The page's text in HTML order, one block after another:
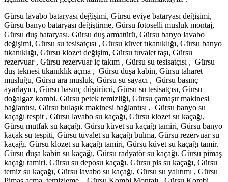
Gürsu lavabo bataryası değişimi, Gürsu eviye bataryası değişimi,
Gürsu banyo bataryası değiştirme, Gürsu fotoselli musluk montaj,
Gürsu duş bataryası. Gürsu duş armatürü, Gürsu banyo lavabo
değişimi, Gürsu su tesisatçısı , Gürsu küvet tıkanıklığı, Gürsu banyo
tıkanıklığı, Gürsu klozet değişim, Gürsu tuvalet taşı, Gürsu
rezervuar , Gürsu rezervuar iç takım , Gürsu su tesisatçısı , Gürsu
duş teknesi tıkanıklık açma , Gürsu duşa kabin, Gürsu taharet
musluğu, Gürsu ara musluk, Gürsu su sayacı , Gürsu basınç
ayarlayıcı, Gürsu basınç düşürücü, Gürsu su tesisatçısı, Gürsu
doğalgaz kombi. Gürsu petek temizliği, Gürsu çamaşır makinesi
bağlantısı, Gürsu bulaşık makinesi bağlantısı , Gürsu banyo su
kaçağı tespit , Gürsu lavabo su kaçağı, Gürsu klozet su kaçağı,
Gürsu mutfak su kaçağı. Gürsu küvet su kaçağı tamiri, Gürsu banyo
kaçak su tespiti, Gürsu tuvalet su kaçağı bulma, Gürsu rezervuar su
kaçağı. Gürsu klozet su kaçağı tamiri, Gürsu küvet su kaçağı tamir.
Gürsu duşa kabin su kaçağı, Gürsu radyatör su kaçağı. Gürsu pimaş
kaçağı tamiri. Gürsu su deposu kaçağı. Gürsu pis su kaçağı, Gürsu
temiz su kaçağı, Gürsu lavabo su kaçağı, Gürsu su yalıtımı , Gürsu